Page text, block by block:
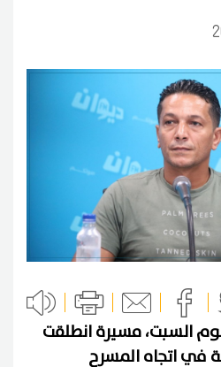
السبت، مسيرة انطلقت
في اتجاه المسرح